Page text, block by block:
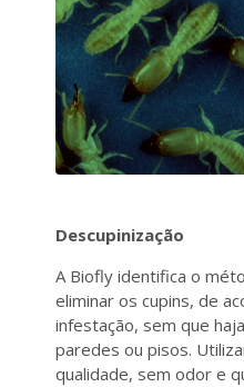
Descupinização
A Biofly identifica o
eliminar os cupins, de
infestação, sem que
paredes ou pisos.
qualidade, sem odor e